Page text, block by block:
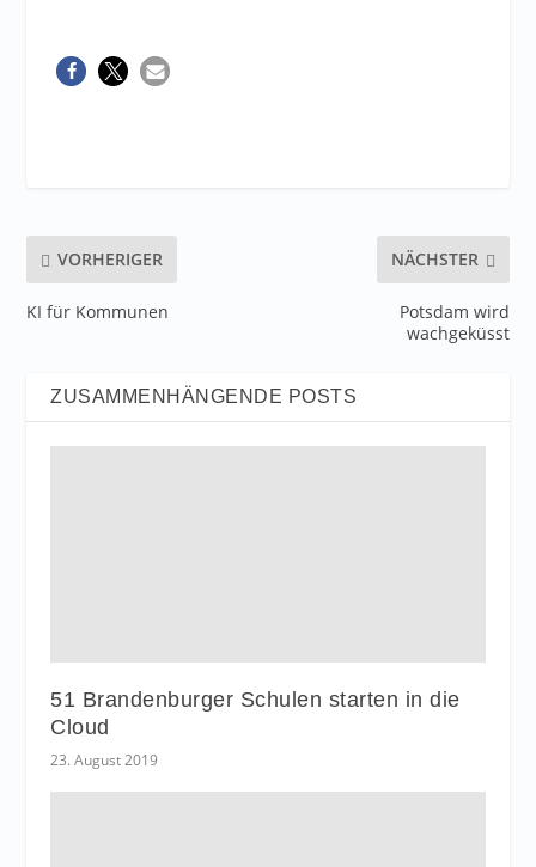
VORHERIGER
KI für Kommunen
NÄCHSTER
Potsdam wird
wachgeküsst
ZUSAMMENHÄNGENDE POSTS
51 Brandenburger Schulen starten in die
Cloud
23. August 2019